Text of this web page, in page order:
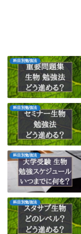
科目別勉強法
科目別勉強法
科目別勉強法
科目別勉強法